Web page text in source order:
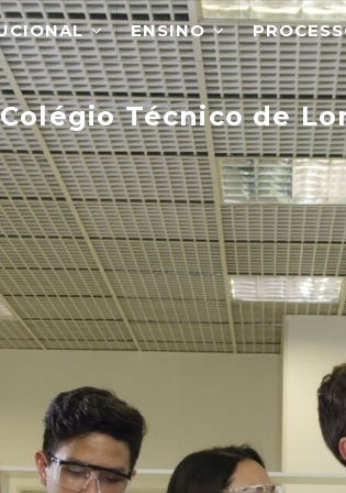
ENSINO
Colégio Técnico de